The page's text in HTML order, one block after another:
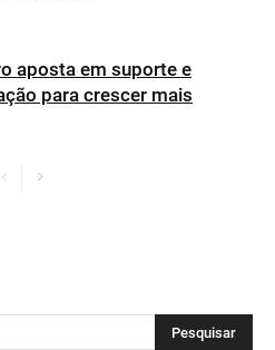
aposta em suporte e
para crescer mais